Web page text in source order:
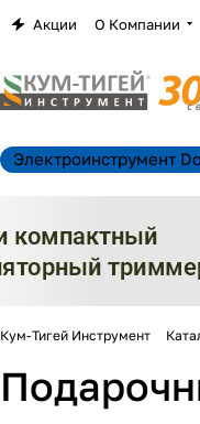
Акции О Компании
Электроинструмент
Кум-Тигей Инструмент